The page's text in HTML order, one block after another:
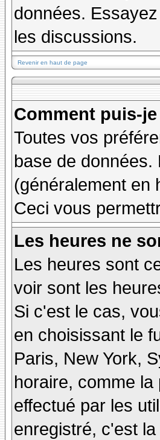
données.
les discussions.
Revenir en haut de page
Comment puis-
Toutes vos
base de
(généralement en
Ceci vous
Les heures ne
Les heures sont
voir sont les
Si c'est le cas,
en choisissant le
Paris, New York,
horaire, comme
effectué par les
enregistré, c'est